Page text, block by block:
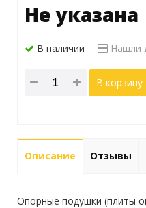
Не указана
В наличии Нашли
В корзину
Описание Отзывы
Опорные подушки (плиты